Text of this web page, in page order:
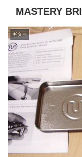
MASTERY
ギター